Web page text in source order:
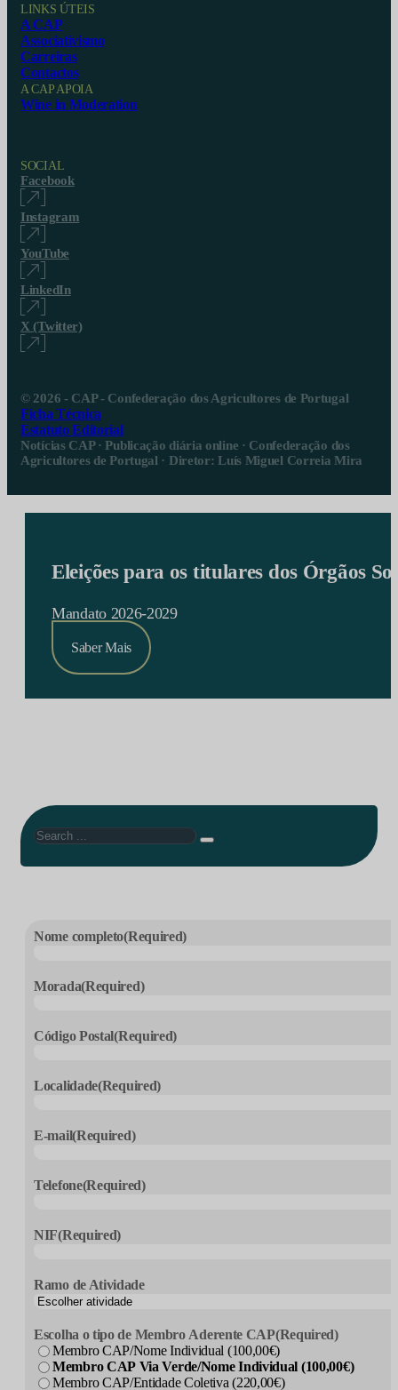
LINKS ÚTEIS
A CAP
Associativismo
Carreiras
Contactos
A CAP APOIA
Wine in Moderation
SOCIAL
Facebook
Instagram
YouTube
LinkedIn
X (Twitter)
© 2026 - CAP - Confederação dos Agricultores de Portugal
Ficha Técnica
Estatuto Editorial
Notícias CAP · Publicação diária online · Confederação dos
Agricultores de Portugal · Diretor: Luís Miguel Correia Mira
Eleições para os titulares dos Órgãos
Mandato 2026-2029
Saber Mais
Search
Nome completo(Required)
Morada(Required)
Código Postal(Required)
Localidade(Required)
E-mail(Required)
Telefone(Required)
NIF(Required)
Ramo de Atividade
Escolha o tipo de Membro Aderente CAP(Required)
Membro CAP/Nome Individual (100,00€)
Membro CAP Via Verde/Nome Individual (100,00€)
Membro CAP/Entidade Coletiva (220,00€)